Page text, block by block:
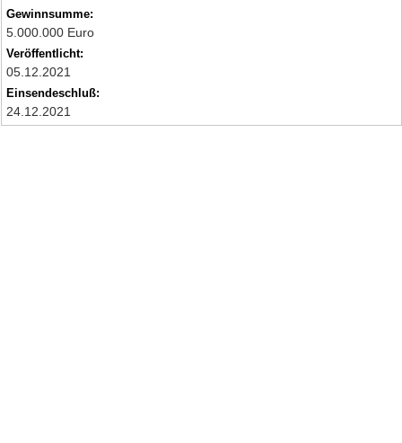
Gewinnsumme:
5.000.000 Euro
Veröffentlicht:
05.12.2021
Einsendeschluß:
24.12.2021